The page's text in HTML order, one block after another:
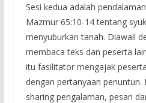
Sesi kedua adalah
Mazmur 65:10-14 tentang
menyuburkan tanah. Diawali
membaca teks dan peserta
itu fasilitator mengajak
dengan pertanyaan penuntun.
sharing pengalaman, pesan